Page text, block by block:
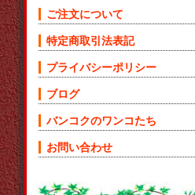
ご注文について
特定商取引法表記
プライバシーポリシー
ブログ
バンコクのワンコたち
お問い合わせ